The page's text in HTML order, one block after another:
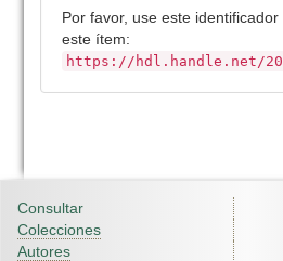
Por favor, use este
este ítem:
https://hdl.handle.net/
Consultar
Colecciones
Autores